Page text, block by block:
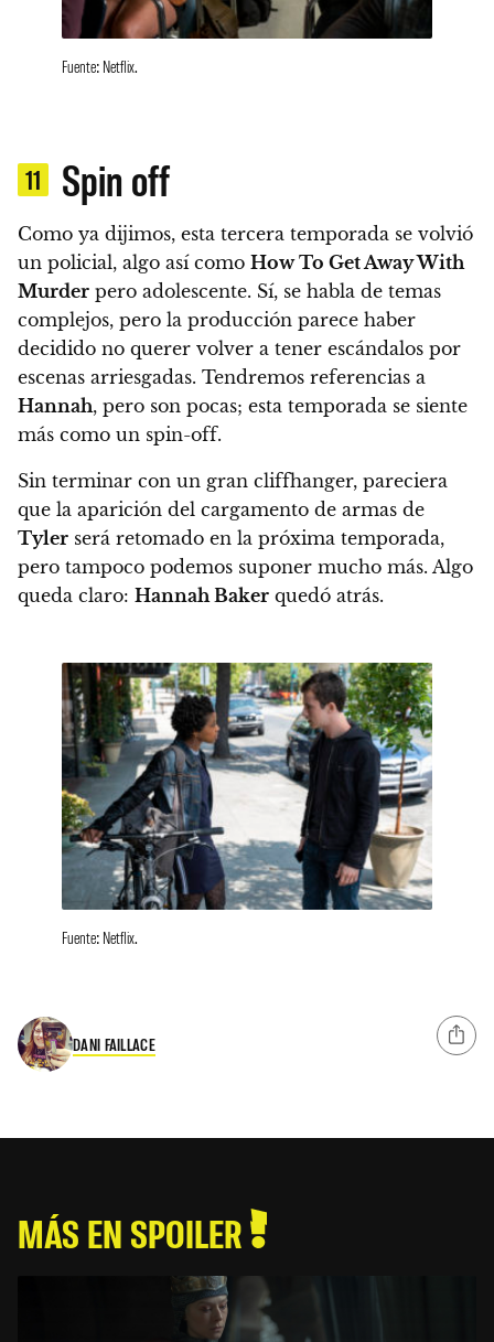
Fuente: Netflix.
11 Spin off
Como ya dijimos, esta tercera temporada se volvió
un policial, algo así como How To Get Away With
Murder pero adolescente. Sí, se habla de temas
complejos, pero la producción parece haber
decidido no querer volver a tener escándalos por
escenas arriesgadas. Tendremos referencias a
Hannah, pero son pocas; esta temporada se siente
más como un spin-off.
Sin terminar con un gran cliffhanger, pareciera
que la aparición del cargamento de armas de
Tyler será retomado en la próxima temporada,
pero tampoco podemos suponer mucho más. Algo
queda claro: Hannah Baker quedó atrás.
Fuente: Netflix.
DANI FAILLACE
MÁS EN SPOILER